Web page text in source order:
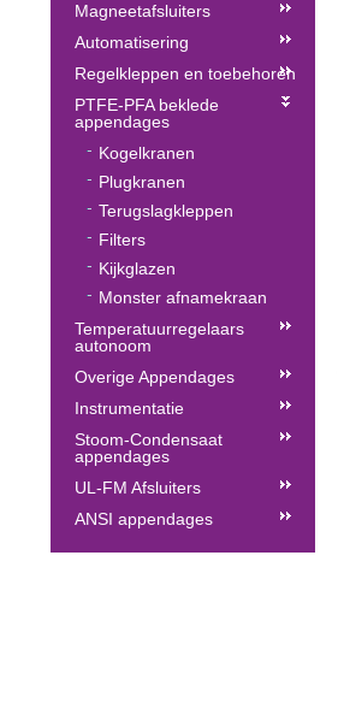
Magneetafsluiters
Automatisering
Regelkleppen en toebehoren
PTFE-PFA beklede
appendages
Kogelkranen
Plugkranen
Terugslagkleppen
Filters
Kijkglazen
Monster afnamekraan
Temperatuurregelaars
autonoom
Overige Appendages
Instrumentatie
Stoom-Condensaat
appendages
UL-FM Afsluiters
ANSI appendages